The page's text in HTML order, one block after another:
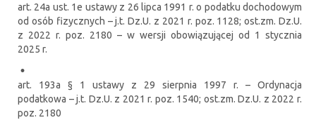
art. 24a ust. 1e ustawy z 26 lipca 1991 r. o podatku dochodowym
od osób fizycznych –j.t. Dz.U. z 2021 r. poz. 1128; ost.zm. Dz.U.
z 2022 r. poz. 2180 – w wersji obowiązującej od 1 stycznia
2025 r.
art. 193a § 1 ustawy z 29 sierpnia 1997 r. – Ordynacja
podatkowa –j.t. Dz.U. z 2021 r. poz. 1540; ost.zm. Dz.U. z 2022 r.
poz. 2180